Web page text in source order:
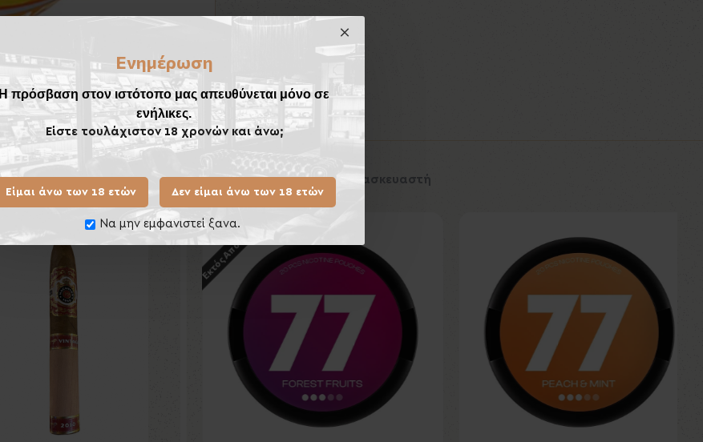
Ενημέρωση
Η πρόσβαση στον ιστότοπο μας απευθύνεται μόνο σε
ενήλικες.
Είστε τουλάχιστον 18 χρονών και άνω;
Είμαι άνω των 18 ετών Δεν είμαι άνω των 18 ετών
Να μην εμφανιστεί ξανα.
Νέο
Ίδιας Κατηγορίας Ίδιου Κατασκευαστή
Εκτός Αποθέματος